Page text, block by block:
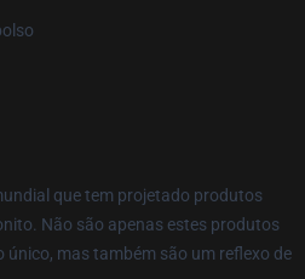
que tem projetado produtos
Não são apenas estes produtos
mas também são um reflexo de